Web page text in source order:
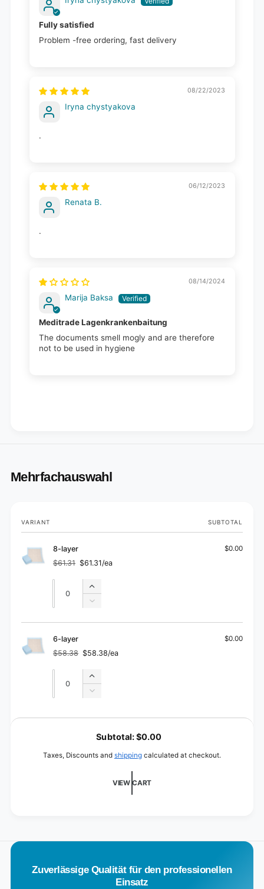
Fully satisfied
Problem -free ordering, fast delivery
08/22/2023
Iryna chystyakova
.
06/12/2023
Renata B.
.
08/14/2024
Marija Baksa
Meditrade Lagenkrankenbaitung
The documents smell mogly and are therefore
not to be used in hygiene
Mehrfachauswahl
Your
cart
VARIANT SUBTOTAL
8-layer
Regular
price
$61.31
Sale
price
$61.31/ea
$0.00
Quantity
Increase
quantity
8-
Decrease
layer
6-layer
Regular
price
$58.38
Sale
price
$58.38/ea
$0.00
Quantity
Increase
quantity
Decrease
for
layer
L
Subtotal:$0.00
Taxes, Discounts and shipping calculated at checkout.
VIEW CART
Zuverlässige Qualität für den professionellen
Einsatz